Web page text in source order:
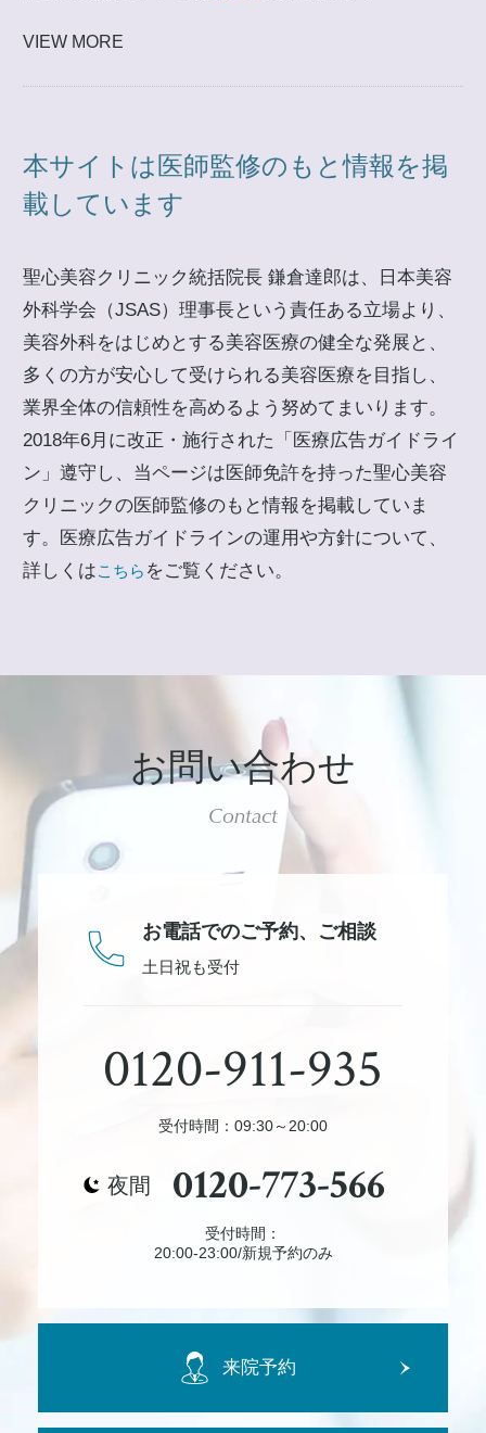
VIEW MORE
本サイトは医師監修のもと情報を掲
載しています
聖心美容クリニック統括院長 鎌倉達郎は、日本美容
外科学会（JSAS）理事長という責任ある立場より、
美容外科をはじめとする美容医療の健全な発展と、
多くの方が安心して受けられる美容医療を目指し、
業界全体の信頼性を高めるよう努めてまいります。
2018年6月に改正・施行された「医療広告ガイドライ
ン」遵守し、当ページは医師免許を持った聖心美容
クリニックの医師監修のもと情報を掲載していま
す。医療広告ガイドラインの運用や方針について、
詳しくはこちら をご覧ください。
お問い合わせ
Contact
お電話でのご予約、 ご相談
土日祝も受付
0120-911-935
受付時間：09:30～20:00
夜間 0120-773-566
受付時間：
20:00-23:00/新規予約のみ
来院予約